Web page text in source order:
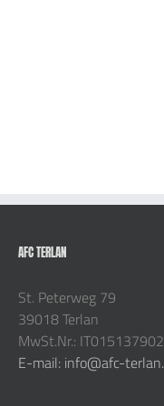
AFC TERLAN
St. Peterweg 79
39018 Terlan
MwSt.Nr.:
E-mail: info@afc-